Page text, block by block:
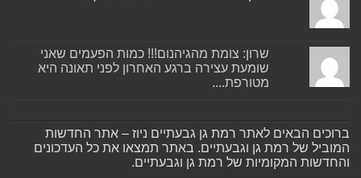
שרון: צומת מהגיהנום!!! כמות הפעמים שאני
שומעת עצירה ברגע האחרון לפני תאונה היא
מטורפת....
ברוכים הבאים לאתר רמת גן גבעתיים ניוז – אתר החדשות
המוביל של רמת גן וגבעתיים. באתר תמצאו את כל העדכונים
והחדשות המקומיות של רמת גן וגבעתיים.